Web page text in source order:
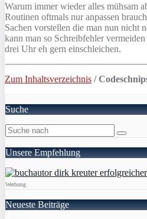
Warum immer wieder alles mühsam
Routinen oftmals nur anpassen
Sachen vorstellen die man nun nicht
kann man so Schreibfehler
drei Uhr eh gern einschleichen.
Zum Inhaltsverzeichnis /
Suche
Unsere Empfehlung
Werbung
Neueste Beiträge